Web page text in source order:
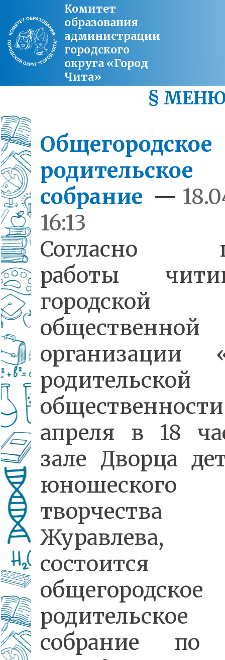
Комитет
образования
администрации
городского
округа «Город
Чита»
§
Общегородское
родительское
собрание —
16:13
Согласно
работы
городской
общественной
организации
родительской
апреля в 18
зале Дворца
юношеского
состоится
общегородское
родительское
собрание по